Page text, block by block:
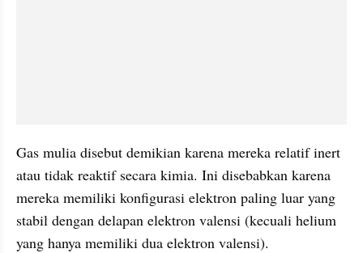
Gas mulia disebut demikian karena mereka relatif inert
atau tidak reaktif secara kimia. Ini disebabkan karena
mereka memiliki konfigurasi elektron paling luar yang
stabil dengan delapan elektron valensi (kecuali helium
yang hanya memiliki dua elektron valensi).